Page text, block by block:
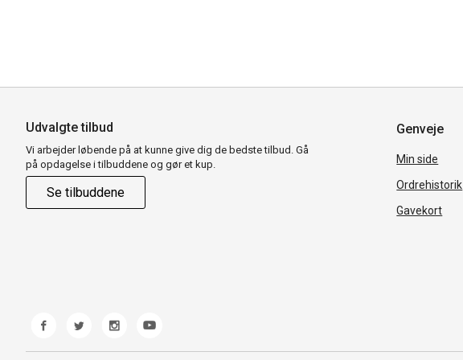
Udvalgte tilbud
Vi arbejder løbende på at kunne give dig de bedste tilbud. Gå
på opdagelse i tilbuddene og gør et kup.
Se tilbuddene
Genveje
Min side
Ordrehistorik
Gavekort